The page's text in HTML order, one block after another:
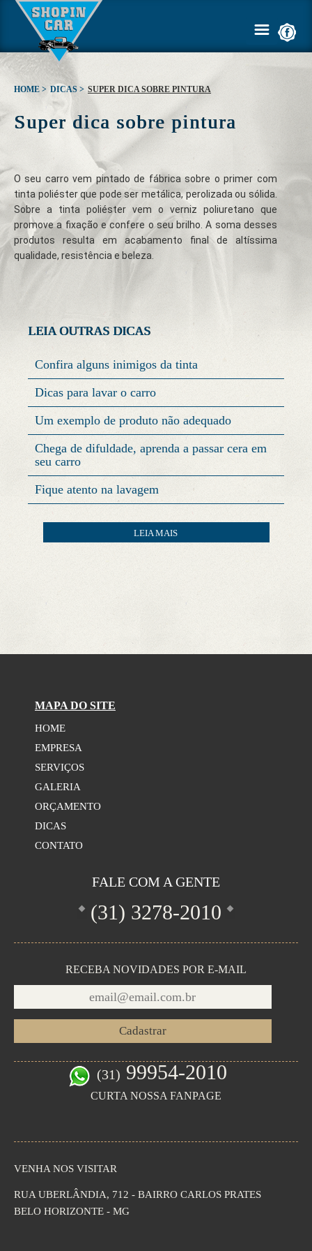
HOME
SERVIÇOS
GALERIA
ORÇAMENTO
CONTATO
HOME > DICAS > SUPER DICA SOBRE PINTURA
Super dica sobre pintura
O seu carro vem pintado de fábrica sobre o primer com
tinta poliéster que pode ser metálica, perolizada ou sólida.
Sobre a tinta poliéster vem o verniz poliuretano que
promove a fixação e confere o seu brilho. A soma desses
produtos resulta em acabamento final de altíssima
qualidade, resistência e beleza.
LEIA OUTRAS DICAS
Confira alguns inimigos da tinta
Dicas para lavar o carro
Um exemplo de produto não adequado
Chega de difuldade, aprenda a passar cera em
seu carro
Fique atento na lavagem
LEIA MAIS
MAPA DO SITE
HOME
EMPRESA
SERVIÇOS
GALERIA
ORÇAMENTO
DICAS
CONTATO
FALE COM A GENTE
(31) 3278-2010
RECEBA NOVIDADES POR E-MAIL
(31) 99954-2010
CURTA NOSSA FANPAGE
VENHA NOS VISITAR
RUA UBERLÂNDIA, 712 - BAIRRO CARLOS PRATES
BELO HORIZONTE - MG